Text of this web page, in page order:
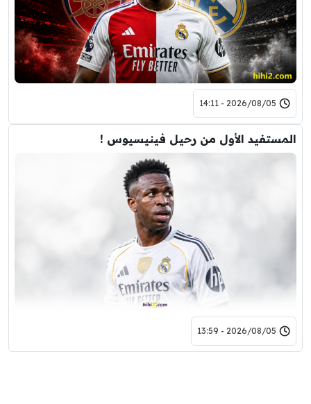
2026/08/05 - 14:11
المستفيد الأول من رحيل فينيسيوس !
2026/08/05 - 13:59